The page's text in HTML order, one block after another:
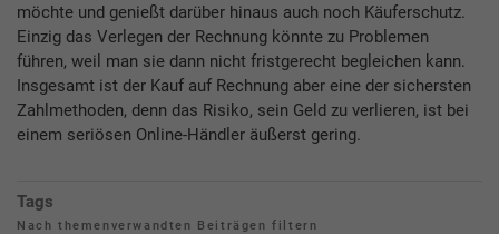
möchte und genießt darüber hinaus auch noch Käuferschutz.
Einzig das Verlegen der Rechnung könnte zu Problemen
führen, weil man sie dann nicht fristgerecht begleichen kann.
Insgesamt ist der Kauf auf Rechnung aber eine der sichersten
Zahlmethoden, denn das Risiko, sein Geld zu verlieren, ist bei
einem seriösen Online-Händler äußerst gering.
Tags
Nach themenverwandten Beiträgen filtern